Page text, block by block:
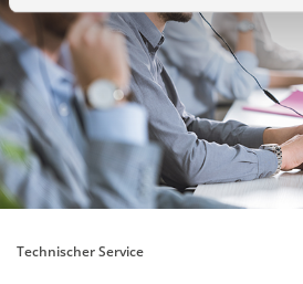
Technischer Service